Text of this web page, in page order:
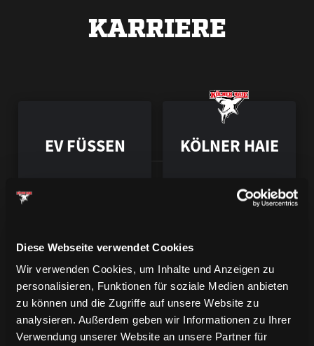
Diese Webseite verwendet Cookies
Wir verwenden Cookies, um Inhalte und Anzeigen zu
personalisieren, Funktionen für soziale Medien anbieten
zu können und die Zugriffe auf unsere Website zu
analysieren. Außerdem geben wir Informationen zu Ihrer
Verwendung unserer Website an unsere Partner für
KARRIERE
KÖLNER HAIE
1989 – 2002
EV FÜSSEN